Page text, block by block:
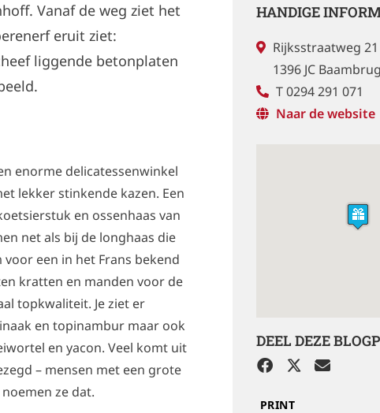
Vanaf de weg ziet het
eruit ziet:
liggende betonplaten
enorme delicatessenwinkel
lekker stinkende kazen. Een
en ossenhaas van
net als bij de longhaas die
een in het Frans bekend
kratten en manden voor de
topkwaliteit. Je ziet er
en topinambur maar ook
en yacon. Veel komt uit
– mensen met een grote
ze dat.
HANDIGE
Rijksstraatweg 21
1396 JC
T 0294 291 071
Naar de website
DEEL DEZE
PRINT